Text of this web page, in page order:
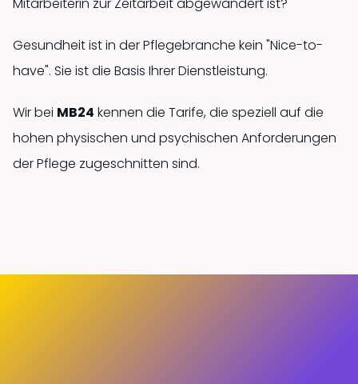
Gesundheit ist in der Pflegebranche kein "Nice-to-
have". Sie ist die Basis Ihrer Dienstleistung.
Wir bei MB24 kennen die Tarife, die speziell auf die
hohen physischen und psychischen Anforderungen
der Pflege zugeschnitten sind.